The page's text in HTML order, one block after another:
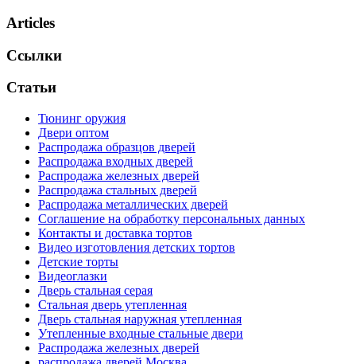
Articles
Ссылки
Статьи
Тюнинг оружия
Двери оптом
Распродажа образцов дверей
Распродажа входных дверей
Распродажа железных дверей
Распродажа стальных дверей
Распродажа металлических дверей
Соглашение на обработку персональных данных
Контакты и доставка тортов
Видео изготовления детских тортов
Детские торты
Видеоглазки
Дверь стальная серая
Стальная дверь утепленная
Дверь стальная наружная утепленная
Утепленные входные стальные двери
Распродажа железных дверей